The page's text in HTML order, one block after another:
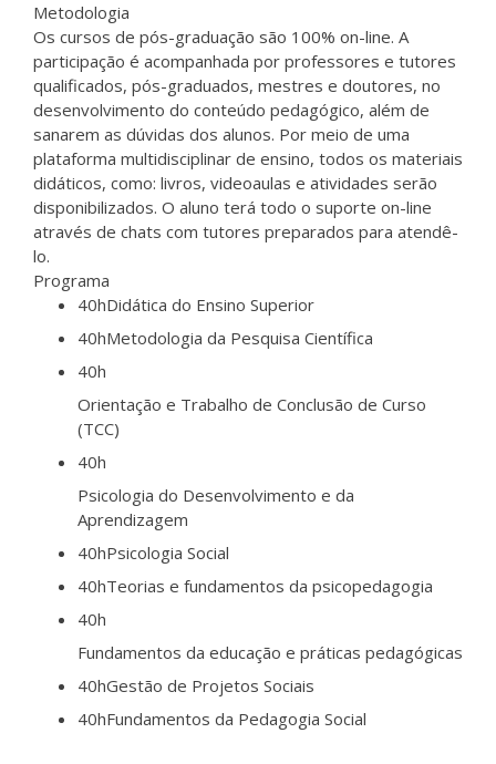
Metodologia
Os cursos de pós-graduação são 100% on-line. A
participação é acompanhada por professores e tutores
qualificados, pós-graduados, mestres e doutores, no
desenvolvimento do conteúdo pedagógico, além de
sanarem as dúvidas dos alunos. Por meio de uma
plataforma multidisciplinar de ensino, todos os materiais
didáticos, como: livros, videoaulas e atividades serão
disponibilizados. O aluno terá todo o suporte on-line
através de chats com tutores preparados para atendê-
lo.
Programa
40hDidática do Ensino Superior
40hMetodologia da Pesquisa Científica
40h
Orientação e Trabalho de Conclusão de Curso
(TCC)
40h
Psicologia do Desenvolvimento e da
Aprendizagem
40hPsicologia Social
40hTeorias e fundamentos da psicopedagogia
40h
Fundamentos da educação e práticas pedagógicas
40hGestão de Projetos Sociais
40hFundamentos da Pedagogia Social